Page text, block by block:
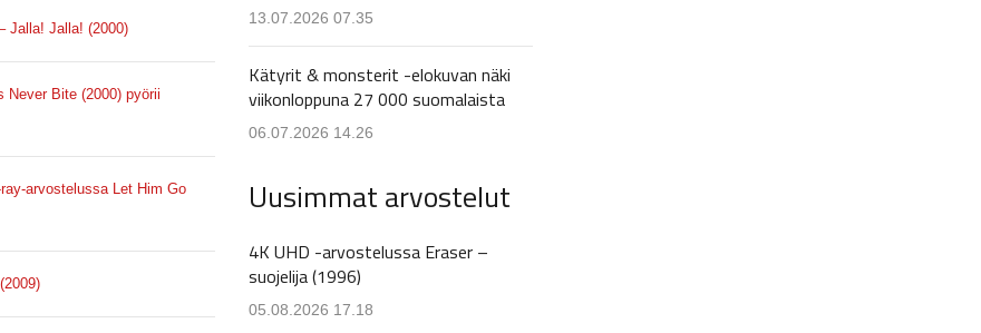
Jalla! Jalla! (2000)
Never Bite (2000) pyörii
arvostelussa Let Him Go
13.07.2026 07.35
Kätyrit & monsterit -elokuvan näki
viikonloppuna 27 000 suomalaista
06.07.2026 14.26
Uusimmat arvostelut
4K UHD -arvostelussa Eraser –
suojelija (1996)
05.08.2026 17.18